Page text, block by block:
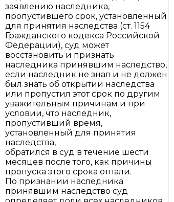
заявлению наследника,
пропустившего срок, установленный
для принятия наследства (ст. 1154
Гражданского кодекса Российской
Федерации), суд может
восстановить и признать
наследника принявшим наследство,
если наследник не знал и не должен
был знать об открытии наследства
или пропустил этот срок по другим
уважительным причинам и при
условии, что наследник,
пропустивший время,
установленный для принятия
наследства,
обратился в суд в течение шести
месяцев после того, как причины
пропуска этого срока отпали.
По признании наследника
принявшим наследство суд